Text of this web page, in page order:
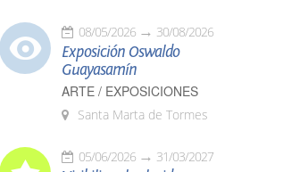
08/05/2026 30/08/2026
Exposición Oswaldo
Guayasamín
ARTE / EXPOSICIONES
Santa Marta de Tormes
05/06/2026 31/03/2027